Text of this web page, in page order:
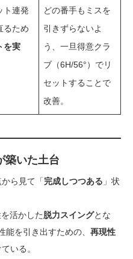
ト連発
るため
を実
どの番手もミスを
引きずらないよ
う、一旦得意クラ
ブ（6H/56°）でリ
セットすることで
改善。
築いた土台
ら見て「完成しつつある 」状
活かした脱力スイングとな
能を引き出すための、 再現性
いる。